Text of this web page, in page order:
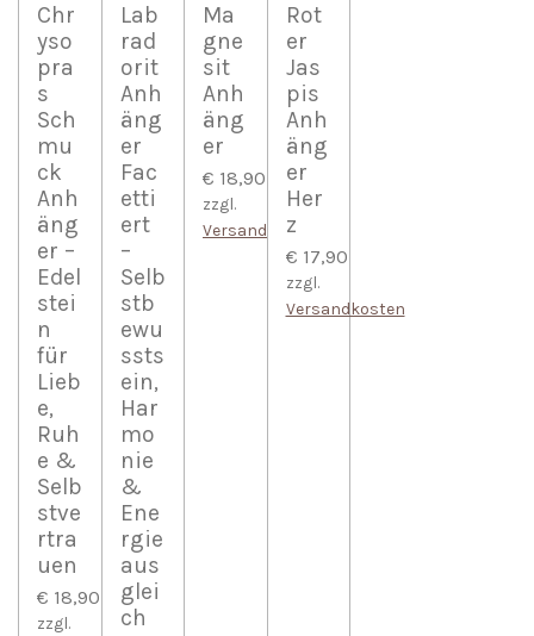
Chr
yso
pra
s
Sch
mu
ck
Anh
äng
er –
Edel
stei
n
für
Lieb
e,
Ruh
e &
Selb
stve
rtra
uen
€ 18,90
zzgl.
Lab
rad
orit
Anh
äng
er
Fac
etti
ert
–
Selb
stb
ewu
ssts
ein,
Har
mo
nie
&
Ene
rgie
aus
glei
ch
Ma
gne
sit
Anh
äng
er
€ 18,90
zzgl.
Versandkosten
Rot
er
Jas
pis
Anh
äng
er
Her
z
€ 17,90
zzgl.
Versandkosten